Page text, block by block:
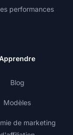
performances
Blog
Modèles
de marketing